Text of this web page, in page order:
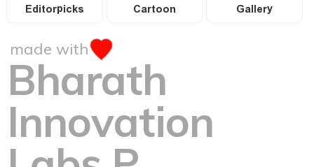
Editorpicks Cartoon Gallery
made with
Bharath
Innovation